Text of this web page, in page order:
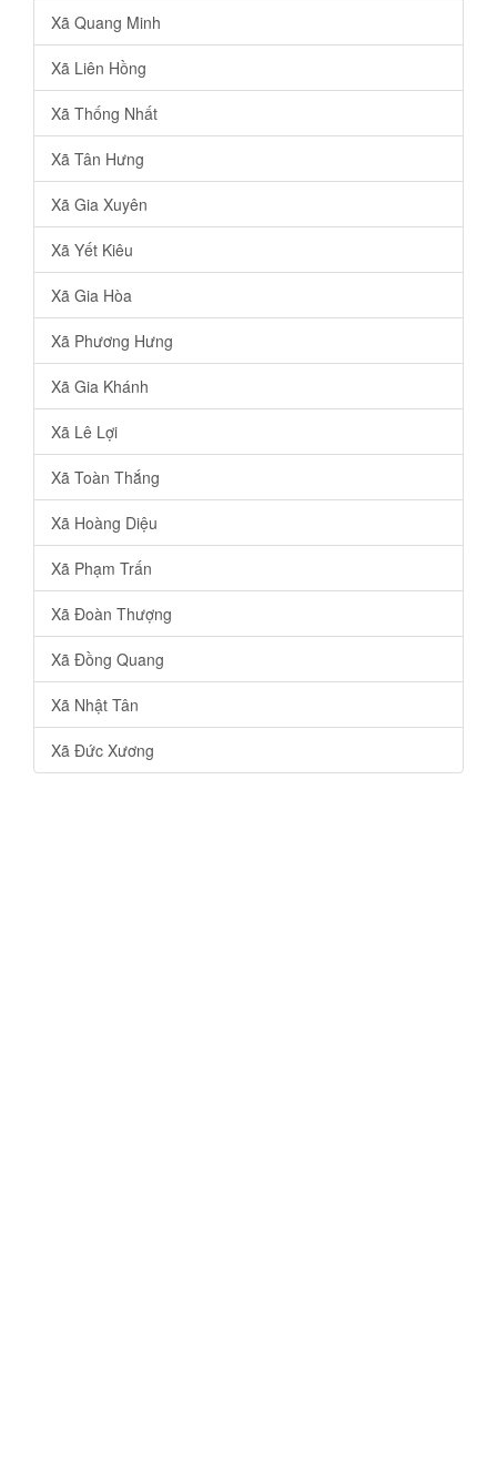
Xã Quang Minh
Xã Liên Hồng
Xã Thống Nhất
Xã Tân Hưng
Xã Gia Xuyên
Xã Yết Kiêu
Xã Gia Hòa
Xã Phương Hưng
Xã Gia Khánh
Xã Lê Lợi
Xã Toàn Thắng
Xã Hoàng Diệu
Xã Phạm Trấn
Xã Đoàn Thượng
Xã Đồng Quang
Xã Nhật Tân
Xã Đức Xương